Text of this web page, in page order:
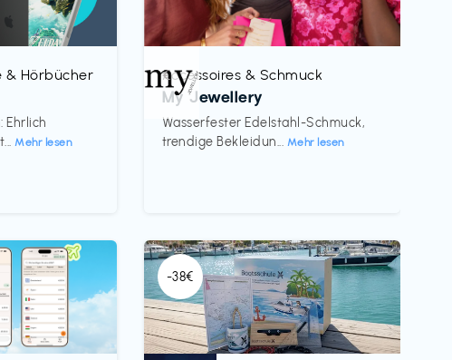
& Hörbücher
Ehrlich
Mehr lesen
Accessoires & Schmuck
My Jewellery
Wasserfester Edelstahl-Schmuck,
trendige Bekleidun... Mehr lesen
€‎
-38€